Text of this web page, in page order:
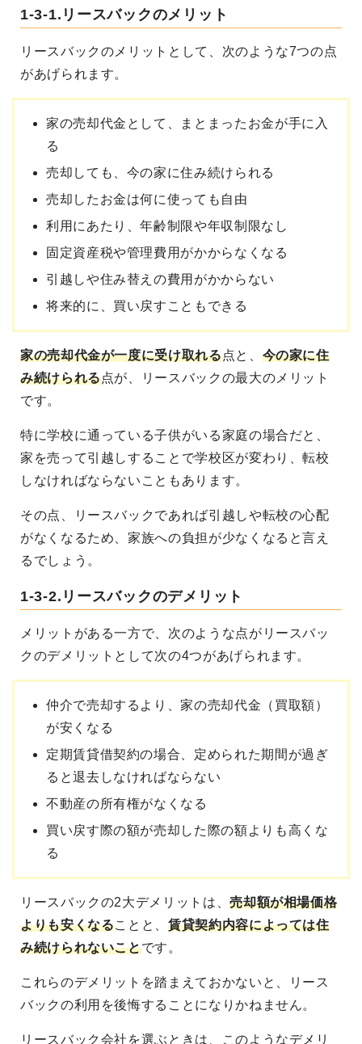
1-3-1.リースバックのメリット
リースバックのメリットとして、次のような7つの点
があげられます。
家の売却代金として、まとまったお金が手に入
る
売却しても、今の家に住み続けられる
売却したお金は何に使っても自由
利用にあたり、年齢制限や年収制限なし
固定資産税や管理費用がかからなくなる
引越しや住み替えの費用がかからない
将来的に、買い戻すこともできる
家の売却代金が一度に受け取れる点と、 今の家に住
み続けられる点が、リースバックの最大のメリット
です。
特に学校に通っている子供がいる家庭の場合だと、
家を売って引越しすることで学校区が変わり、転校
しなければならないこともあります。
その点、リースバックであれば引越しや転校の心配
がなくなるため、家族への負担が少なくなると言え
るでしょう。
1-3-2.リースバックのデメリット
メリットがある一方で、次のような点がリースバッ
クのデメリットとして次の4つがあげられます。
仲介で売却するより、家の売却代金（買取額）
が安くなる
定期賃貸借契約の場合、定められた期間が過ぎ
ると退去しなければならない
不動産の所有権がなくなる
買い戻す際の額が売却した際の額よりも高くな
る
リースバックの2大デメリットは、売却額が相場価格
よりも安くなることと、賃貸契約内容によっては住
み続けられないことです。
これらのデメリットを踏まえておかないと、リース
バックの利用を後悔することになりかねません。
リースバック会社を選ぶときは、このようなデメリ